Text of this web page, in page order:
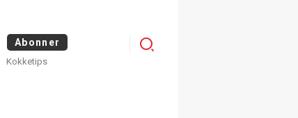
Abonner
Kokketips
Menu